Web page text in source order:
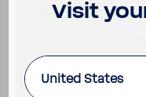
Visit
United States